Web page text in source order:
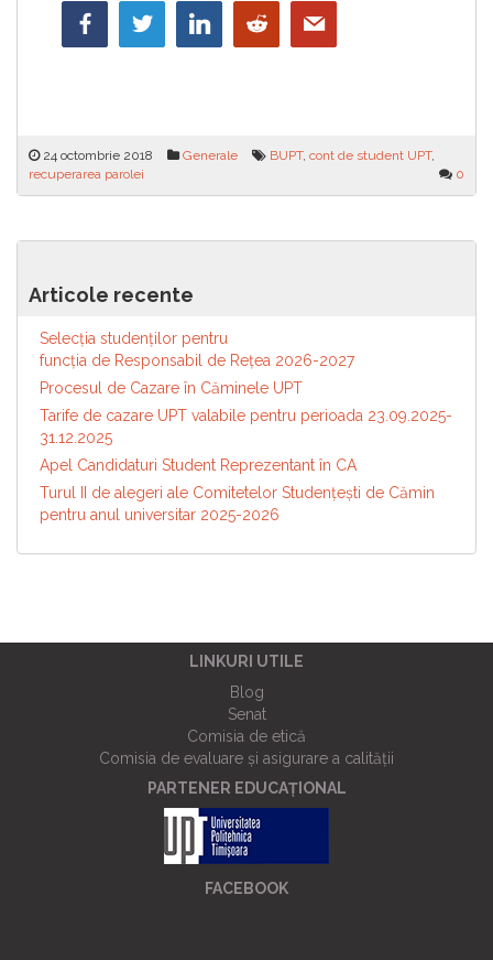
24 octombrie 2018 Generale BUPT, cont de student UPT,
recuperarea parolei
0
Navigare
în
articole
Articole recente
Selecția studenților pentru
funcția de Responsabil de Reţea 2026-2027
Procesul de Cazare în Căminele UPT
Tarife de cazare UPT valabile pentru perioada 23.09.2025-
31.12.2025
Apel Candidaturi Student Reprezentant în CA
Turul II de alegeri ale Comitetelor Studențești de Cămin
pentru anul universitar 2025-2026
LINKURI UTILE
Blog
Senat
Comisia de etică
Comisia de evaluare și asigurare a calității
PARTENER EDUCAȚIONAL
FACEBOOK